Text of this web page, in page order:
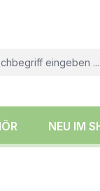
NEU IM